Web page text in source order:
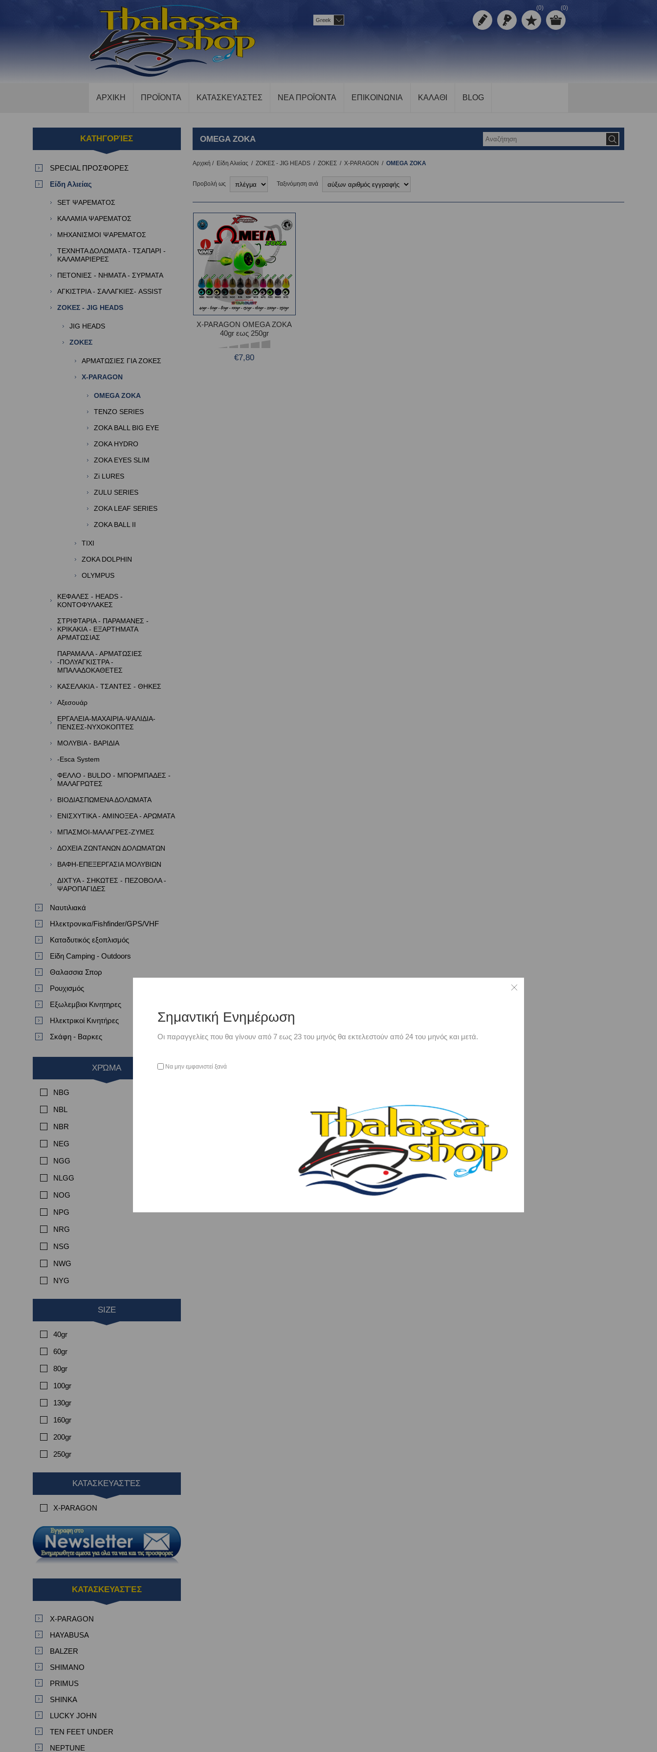
(0) (0)
Greek
ΑΡΧΙΚΗ ΠΡΟΪΟΝΤΑ ΚΑΤΑΣΚΕΥΑΣΤΕΣ ΝΕΑ ΠΡΟΪΟΝΤΑ ΕΠΙΚΟΙΝΩΝΙΑ ΚΑΛΑΘΙ BLOG
OMEGA ZOKA
Αρχική / Είδη Αλιείας / ΖΟΚΕΣ - JIG HEADS / ΖΟΚΕΣ / X-PARAGON / OMEGA ZOKA
Προβολή ως Ταξινόμηση ανά
X-PARAGON OMEGA ZOKA
40gr εως 250gr
€7,80
ΚΑΤΗΓΟΡΊΕΣ
SPECIAL ΠΡΟΣΦΟΡΕΣ
Είδη Αλιείας
SET ΨΑΡΕΜΑΤΟΣ
ΚΑΛΑΜΙΑ ΨΑΡΕΜΑΤΟΣ
ΜΗΧΑΝΙΣΜΟΙ ΨΑΡΕΜΑΤΟΣ
ΤΕΧΝΗΤΑ ΔΟΛΩΜΑΤΑ - ΤΣΑΠΑΡΙ -
ΚΑΛΑΜΑΡΙΕΡΕΣ
ΠΕΤΟΝΙΕΣ - ΝΗΜΑΤΑ - ΣΥΡΜΑΤΑ
ΑΓΚΙΣΤΡΙΑ - ΣΑΛΑΓΚΙΕΣ- ASSIST
ΖΟΚΕΣ - JIG HEADS
JIG HEADS
ΖΟΚΕΣ
ΑΡΜΑΤΩΣΙΕΣ ΓΙΑ ΖΟΚΕΣ
X-PARAGON
OMEGA ZOKA
TENZO SERIES
ZOKA BALL BIG EYE
ZOKA HYDRO
ZOKA EYES SLIM
Zi LURES
ZULU SERIES
ZOKA LEAF SERIES
ZOKA BALL II
TIXI
ZOKA DOLPHIN
OLYMPUS
ΚΕΦΑΛΕΣ - HEADS -
ΚΟΝΤΟΦΥΛΑΚΕΣ
ΣΤΡΙΦΤΑΡΙΑ - ΠΑΡΑΜΑΝΕΣ -
ΚΡΙΚΑΚΙΑ - ΕΞΑΡΤΗΜΑΤΑ
ΑΡΜΑΤΩΣΙΑΣ
ΠΑΡΑΜΑΛΑ - ΑΡΜΑΤΩΣΙΕΣ
-ΠΟΛΥΑΓΚΙΣΤΡΑ -
ΜΠΑΛΑΔΟΚΑΘΕΤΕΣ
ΚΑΣΕΛΑΚΙΑ - ΤΣΑΝΤΕΣ - ΘΗΚΕΣ
Αξεσουάρ
ΕΡΓΑΛΕΙΑ-ΜΑΧΑΙΡΙΑ-ΨΑΛΙΔΙΑ-
ΠΕΝΣΕΣ-ΝΥΧΟΚΟΠΤΕΣ
ΜΟΛΥΒΙΑ - ΒΑΡΙΔΙΑ
-Esca System
ΦΕΛΛΟ - BULDO - ΜΠΟΡΜΠΑΔΕΣ -
ΜΑΛΑΓΡΩΤΕΣ
ΒΙΟΔΙΑΣΠΩΜΕΝΑ ΔΟΛΩΜΑΤΑ
ΕΝΙΣΧΥΤΙΚΑ - ΑΜΙΝΟΞΕΑ - ΑΡΩΜΑΤΑ
ΜΠΑΣΜΟΙ-ΜΑΛΑΓΡΕΣ-ΖΥΜΕΣ
ΔΟΧΕΙΑ ΖΩΝΤΑΝΩΝ ΔΟΛΩΜΑΤΩΝ
ΒΑΦΗ-ΕΠΕΞΕΡΓΑΣΙΑ ΜΟΛΥΒΙΩΝ
ΔΙΧΤΥΑ - ΣΗΚΩΤΕΣ - ΠΕΖΟΒΟΛΑ -
ΨΑΡΟΠΑΓΙΔΕΣ
Ναυτιλιακά
Ηλεκτρονικα/Fishfinder/GPS/VHF
Καταδυτικός εξοπλισμός
Είδη Camping - Outdoors
Θαλασσια Σπορ
Ρουχισμός
Εξωλεμβιοι Κινητηρες
Ηλεκτρικοί Κινητήρες
Σκάφη - Βαρκες
ΧΡΏΜΑ
NBG
NBL
NBR
NEG
NGG
NLGG
NOG
NPG
NRG
NSG
NWG
NYG
SIZE
40gr
60gr
80gr
100gr
130gr
160gr
200gr
250gr
ΚΑΤΑΣΚΕΥΑΣΤΈΣ
X-PARAGON
ΚΑΤΑΣΚΕΥΑΣΤΈΣ
X-PARAGON
HAYABUSA
BALZER
SHIMANO
PRIMUS
SHINKA
LUCKY JOHN
TEN FEET UNDER
NEPTUNE
Σημαντική Ενημέρωση
Οι παραγγελίες που θα γίνουν από 7 εως 23 του μηνός θα εκτελεστούν από 24 του μηνός και μετά.
Να μην εμφανιστεί ξανά